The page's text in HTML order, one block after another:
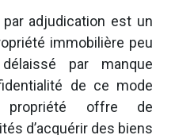
adjudication est un
immobilière peu
par manque
de ce mode
propriété offre de
d’acquérir des biens